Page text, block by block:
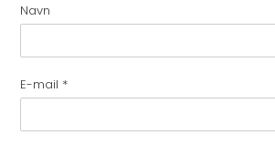
Navn
E-mail *